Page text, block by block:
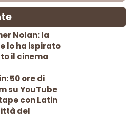
Nolan: la
lo ha ispirato
il cinema
50 ore di
su YouTube
con Latin
del